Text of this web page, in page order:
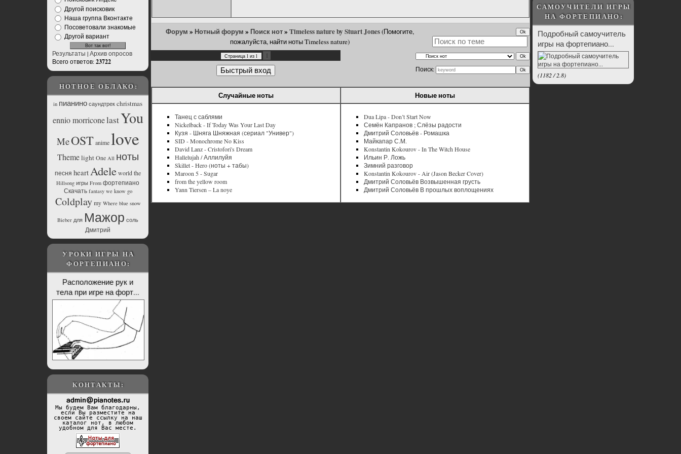
Другой поисковик
Наша группа Вконтакте
Посоветовали знакомые
Другой вариант
Результаты |Архив опросов
Всего ответов:23722
НОТНОЕ ОБЛАКО:
in пианино саундтрек christmas
ennio morriconelastYou
MeOST anime love
Themelight One All ноты
песня heartAdeleworldthe
Hillsong игры From фортепиано
Скачать fantasy we know go
Coldplay my Where blue snow
Bieber для Мажор соль
Дмитрий
УРОКИ ИГРЫ НА
ФОРТЕПИАНО:
Расположение рук и
тела при игре на форт...
КОНТАКТЫ:
Мы будем Вам благодарны,
если Вы разместите на
своем сайте ссылку на наш
каталог нот, в любом
удобном для Вас месте.
Форум » Нотный форум » Поиск нот» Timeless nature by Stuart Jones(Помогите,
пожалуйста, найти ноты Timeless nature)
Страница 1 из 1 1
Поиск:
Случайные ноты Новые ноты
Танец с саблями
Nickelback - If Today Was Your Last Day
Кузя - Шняга Шняжная (сериал "Универ")
SID - Monochrome No Kiss
David Lanz - Cristofori's Dream
Hallelujah / Аллилуйя
Skillet - Hero (ноты + табы)
Maroon 5 - Sugar
from the yellow room
Yann Tiersen – La noye
Dua Lipa - Don’t Start Now
Семён Капранов ; Слёзы радости
Дмитрий Соловьёв - Ромашка
Майкапар С.М.
Konstantin Kokourov - In The Witch House
Ильин Р. Ложь
Зимний разговор
Konstantin Kokourov - Air (Jason Becker Cover)
Дмитрий Соловьёв Возвышенная грусть
Дмитрий Соловьёв В прошлых воплощениях
САМОУЧИТЕЛИ ИГРЫ
НА ФОРТЕПИАНО:
Подробный самоучитель
игры на фортепиано...
(1182/2.8)